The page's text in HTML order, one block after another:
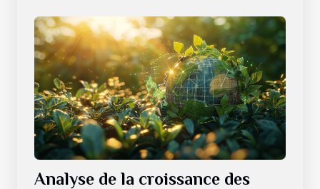
Analyse de la croissance des